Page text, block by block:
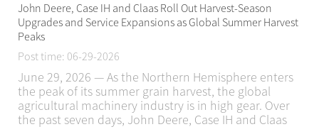
John Deere, Case IH and Claas Roll Out Harvest-Season
Upgrades and Service Expansions as Global Summer Harvest
Peaks
Post time: 06-29-2026
June 29, 2026 — As the Northern Hemisphere enters
the peak of its summer grain harvest, the global
agricultural machinery industry is in high gear. Over
the past seven days, John Deere, Case IH and Claas